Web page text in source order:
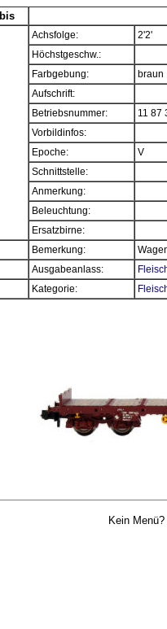
bis
Achsfolge:
2'2'
Höchstgeschw.:
Farbgebung:
braun
Aufschrift:
Betriebsnummer:
11 87
Vorbildinfos:
Epoche:
V
Schnittstelle:
Anmerkung:
Beleuchtung:
Ersatzbirne:
Bemerkung:
Ausgabeanlass:
Kategorie:
Kein